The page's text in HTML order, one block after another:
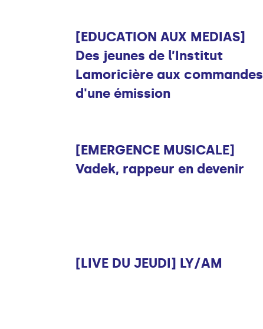
[EDUCATION AUX MEDIAS]
Des jeunes de l’Institut
Lamoricière aux commandes
d'une émission
[EMERGENCE MUSICALE]
Vadek, rappeur en devenir
[LIVE DU JEUDI] LY/AM